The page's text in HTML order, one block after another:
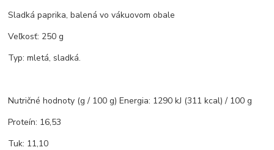
Sladká paprika, balená vo vákuovom obale
Veľkosť: 250 g
Typ: mletá, sladká.
Nutričné hodnoty (g / 100 g) Energia: 1290 kJ (311 kcal) / 100 g
Proteín: 16,53
Tuk: 11,10